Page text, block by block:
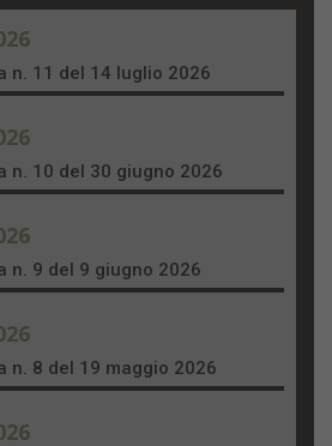
n. 11 del 14 luglio 2026
n. 10 del 30 giugno 2026
n. 9 del 9 giugno 2026
n. 8 del 19 maggio 2026